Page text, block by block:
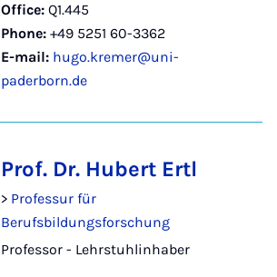
Office: Q1.445
Phone: +49 5251 60-3362
E-mail: hugo.kremer@uni-
paderborn.de
Prof. Dr. Hubert Ertl
> Professur für
Berufsbildungsforschung
Professor - Lehrstuhlinhaber